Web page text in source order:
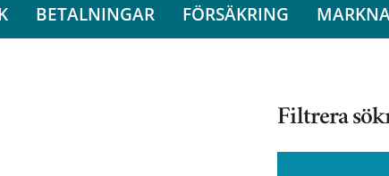
BETALNINGAR FÖRSÄKRING
Filtrera